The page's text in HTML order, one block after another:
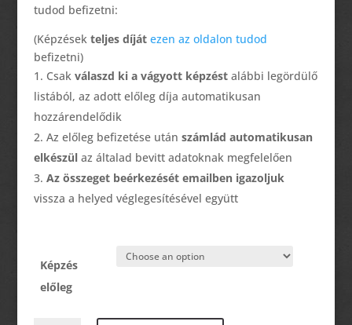
tudod befizetni:
(Képzések teljes díját ezen az oldalon tudod
befizetni)
Csak válaszd ki a vágyott képzéstalábbi legördülő
listából, az adott előleg díja automatikusan
hozzárendelődik
Az előleg befizetése után számlád automatikusan
elkészülaz általad bevitt adatoknak megfelelően
Az összeget beérkezését emailben igazoljuk
vissza a helyed véglegesítésével együtt
Képzés
előleg